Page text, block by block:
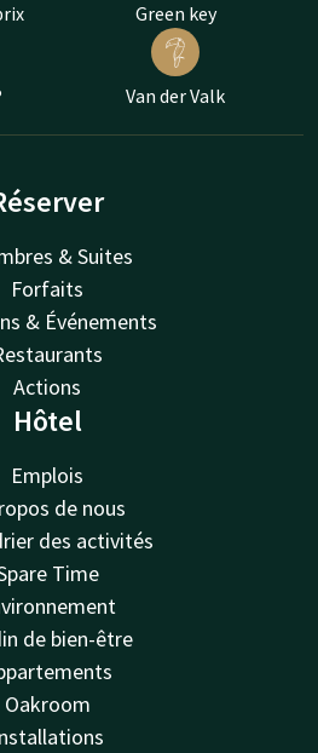
Green key
Van der Valk
& Suites
Forfaits
& Événements
Actions
Hôtel
Emplois
de nous
des activités
Time
de bien-être
Oakroom